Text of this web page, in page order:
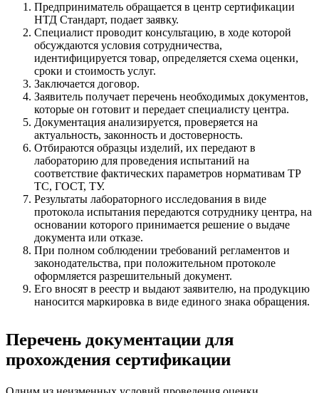
Предприниматель обращается в центр сертификации
НТД Стандарт, подает заявку.
Специалист проводит консультацию, в ходе которой
обсуждаются условия сотрудничества,
идентифицируется товар, определяется схема оценки,
сроки и стоимость услуг.
Заключается договор.
Заявитель получает перечень необходимых документов,
которые он готовит и передает специалисту центра.
Документация анализируется, проверяется на
актуальность, законность и достоверность.
Отбираются образцы изделий, их передают в
лабораторию для проведения испытаний на
соответствие фактических параметров нормативам ТР
ТС, ГОСТ, ТУ.
Результаты лабораторного исследования в виде
протокола испытания передаются сотруднику центра, на
основании которого принимается решение о выдаче
документа или отказе.
При полном соблюдении требований регламентов и
законодательства, при положительном протоколе
оформляется разрешительный документ.
Его вносят в реестр и выдают заявителю, на продукцию
наносится маркировка в виде единого знака обращения.
Перечень документации для
прохождения сертификации